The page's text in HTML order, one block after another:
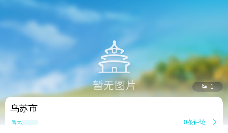
 1
乌苏市
暂无点评 0条评论 